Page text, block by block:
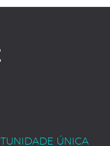
ÚNICA